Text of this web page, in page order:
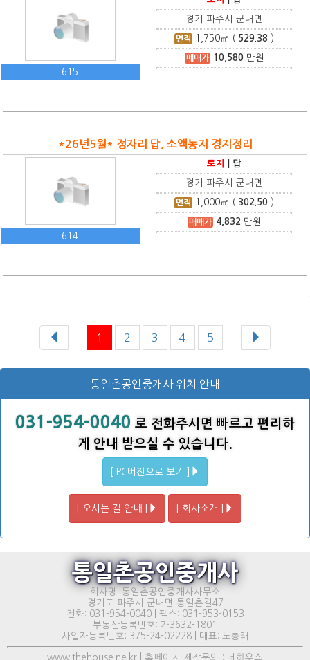
615
경기 파주시 군내면
면적 1,750㎡ ( 529.38 )
매매가 10,580만원
*26년5월* 정자리 답, 소액농지 경지정리
614
토지 답
경기 파주시 군내면
면적 1,000㎡ ( 302.50 )
매매가 4,832 만원
1 2 3 4 5
통일촌공인중개사 위치 안내
031-954-0040 로 전화주시면 빠르고 편리하
게 안내 받으실 수 있습니다.
[ PC버전으로 보기 ]
[ 오시는 길 안내 ] [ 회사소개 ]
통일촌공인중개사
회사명: 통일촌공인중개사사무소
경기도 파주시 군내면 통일촌길47
전화: 031-954-0040 | 팩스: 031-953-0153
부동산등록번호: 가3632-1801
사업자등록번호: 375-24-02228 | 대표: 노총래
www.thehouse.ne.kr | 홈페이지 제작문의 : 더하우스